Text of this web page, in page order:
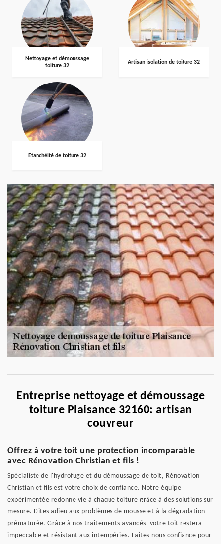
Nettoyage et démoussage
toiture 32
Artisan isolation de toiture 32
Etanchéité de toiture 32
Entreprise nettoyage et démoussage
toiture Plaisance 32160: artisan
couvreur
Offrez à votre toit une protection incomparable
avec Rénovation Christian et fils !
Spécialiste de l'hydrofuge et du démoussage de toit, Rénovation
Christian et fils est votre choix de confiance. Notre équipe
expérimentée redonne vie à chaque toiture grâce à des solutions sur
mesure. Dites adieu aux problèmes de mousse et à la dégradation
prématurée. Grâce à nos traitements avancés, votre toit restera
impeccable et résistant aux intempéries. Faites-nous confiance pour